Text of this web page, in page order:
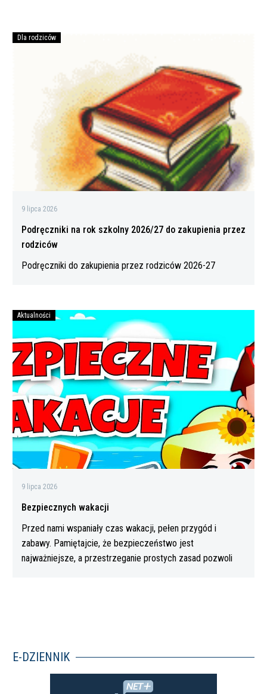
rok
szkolny
do
zakupienia
przez
rodziców
Dla rodziców
9 lipca 2026
Podręczniki na rok szkolny 2026/27 do zakupienia przez
rodziców
Podręczniki do zakupienia przez rodziców 2026-27
Bezpiecznych
wakacji
Aktualności
9 lipca 2026
Bezpiecznych wakacji
Przed nami wspaniały czas wakacji, pełen przygód i
zabawy. Pamiętajcie, że bezpieczeństwo jest
najważniejsze, a przestrzeganie prostych zasad pozwoli
E-DZIENNIK